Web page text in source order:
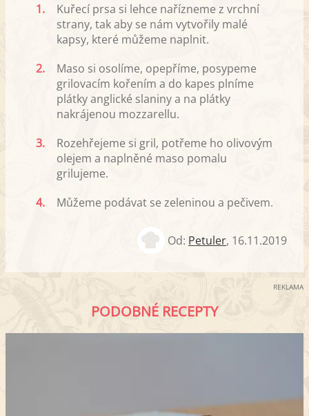
1.
Kuřecí prsa si lehce nařízneme z vrchní
strany, tak aby se nám vytvořily malé
kapsy, které můžeme naplnit.
2.
Maso si osolíme, opepříme, posypeme
grilovacím kořením a do kapes plníme
plátky anglické slaniny a na plátky
nakrájenou mozzarellu.
3.
Rozehřejeme si gril, potřeme ho olivovým
olejem a naplněné maso pomalu
grilujeme.
4.
Můžeme podávat se zeleninou a pečivem.
Od: Petuler, 16.11.2019
REKLAMA
PODOBNÉ RECEPTY